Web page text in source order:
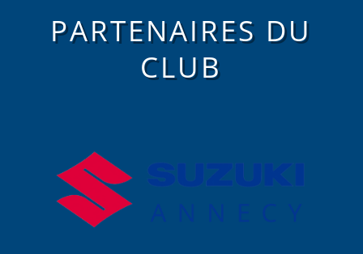
PARTENAIRES DU
CLUB